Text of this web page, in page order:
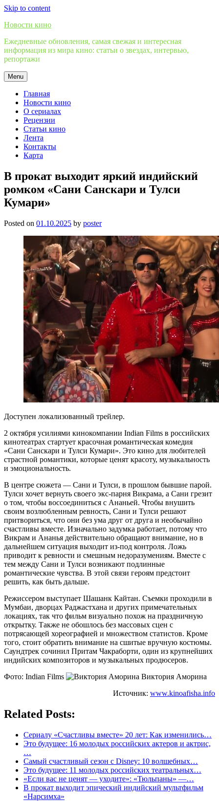
Skip to content
Новости кино
Ежедневные обновления, самая свежая и интересная
информация из мира кино: статьи о звездах, интервью,
репортажи
Menu
Главная
Новости кино
О сериалах
Рецензии
Статьи кино
Лента
Контакты
Карта
В прокат выходит яркий индийский
ромком «Сани Санскари и Тулси
Кумари»
Posted on 01.10.2025 by poster
Доступен локализованный трейлер.
2 октября усилиями кинокомпании Indian Films в российских
кинотеатрах стартует красочная романтическая комедия
«Сани Санскари и Тулси Кумари». Это кино для любителей
страстной романтики, которые ценят красоту, музыкальность
и эмоциональность.
В центре сюжета — Сани и Тулси, в прошлом бывшие парой.
Тулси хочет вернуть своего экс-парня Викрама, а Сани грезит
о том, чтобы воссоединиться с Ананьей. Чтобы внушить
своим возлюбленным ревность, Сани и Тулси решают
притвориться, что они без ума друг от друга и необычайно
счастливы вместе. Изначально задумка работает, потому что
Викрам и Ананья действительно обращают внимание, но в
дальнейшем ситуация выходит из-под контроля. Ложь
приводит к ревности и смешным недоразумениям. Вместе с
тем между Сани и Тулси возникают подлинные
романтические чувства. В этой связи героям предстоит
решить, как быть дальше.
Режиссером выступает Шашанк Кайтан. Съемки проходили в
Мумбаи, дворцах Раджастхана и других примечательных
локациях, так что фильм визуально похож на праздничную
открытку. Также не обошлось без массовых сцен с
потрясающей хореографией и множеством статистов. Кроме
того, стоит обратить внимание на сшитые вручную костюмы.
Саундтрек сочинил Притам Чакраборти, один из крупнейших
индийских композиторов и музыкальных продюсеров.
Фото: Indian Films
Виктория Аморина
Источник: www.kinoafisha.info
Related Posts:
Сериалу «Счастливы вместе» 20 лет: Как изменились…
Это будущее: 16 молодых российских актеров и актрис,
…
Самый счастливый сезон с Disney: 10 волшебных…
Это будущее: 11 молодых российских театральных…
«Если вас не ценят — уходите»: «Тюльпаны» —…
В прокат выходит эпический индийский мультфильм
«Нарсимха»